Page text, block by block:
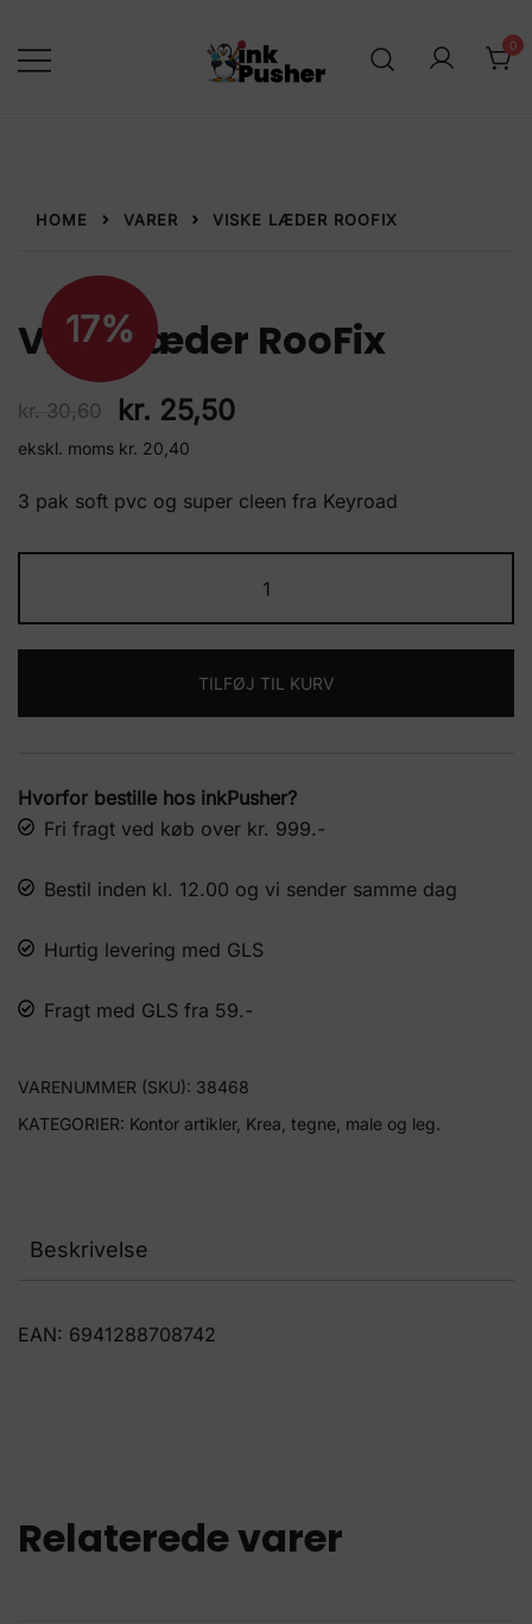
indhold
0
HOME VARER VISKE LÆDER ROOFIX
17%
Viske læder RooFix
kr. 30,60
Den
oprindelige
pris
var:
kr. 25,50Den
pris
er:
kr. 25,50.
ekskl. moms kr. 20,40
3 pak soft pvc og super cleen fra Keyroad
læder
RooFix
TILFØJ TIL KURV
Hvorfor bestille hos inkPusher?
Fri fragt ved køb over kr. 999.-
Bestil inden kl. 12.00 og vi sender samme dag
Hurtig levering med GLS
Fragt med GLS fra 59.-
VARENUMMER (SKU): 38468
KATEGORIER: Kontor artikler, Krea, tegne, male og leg.
Beskrivelse
EAN: 6941288708742
Relaterede varer